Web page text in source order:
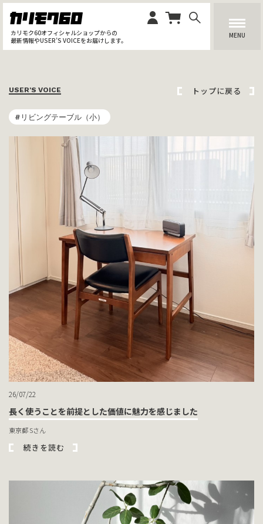
カリモク60オフィシャルショップからの
最新情報やUSER’S VOICEをお届けします。
MENU
USER'S VOICE トップに戻る
#リビングテーブル（小）
26/07/22
長く使うことを前提とした価値に魅力を感じました
東京都 Sさん
続きを読む